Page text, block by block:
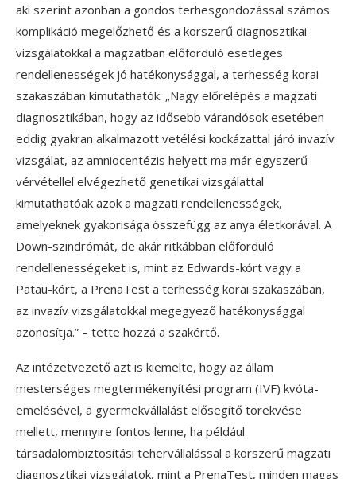
aki szerint azonban a gondos terhesgondozással számos
komplikáció megelőzhető és a korszerű diagnosztikai
vizsgálatokkal a magzatban előforduló esetleges
rendellenességek jó hatékonysággal, a terhesség korai
szakaszában kimutathatók. „Nagy előrelépés a magzati
diagnosztikában, hogy az idősebb várandósok esetében
eddig gyakran alkalmazott vetélési kockázattal járó invazív
vizsgálat, az amniocentézis helyett ma már egyszerű
vérvétellel elvégezhető genetikai vizsgálattal
kimutathatóak azok a magzati rendellenességek,
amelyeknek gyakorisága összefügg az anya életkorával. A
Down-szindrómát, de akár ritkábban előforduló
rendellenességeket is, mint az Edwards-kórt vagy a
Patau-kórt, a PrenaTest a terhesség korai szakaszában,
az invazív vizsgálatokkal megegyező hatékonysággal
azonosítja.” – tette hozzá a szakértő.
Az intézetvezető azt is kiemelte, hogy az állam
mesterséges megtermékenyítési program (IVF) kvóta-
emelésével, a gyermekvállalást elősegítő törekvése
mellett, mennyire fontos lenne, ha például
társadalombiztosítási tehervállalással a korszerű magzati
diagnosztikai vizsgálatok, mint a PrenaTest, minden magas